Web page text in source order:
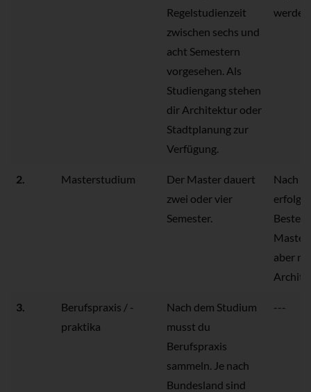
Regelstudienzeit
zwischen sechs und
acht Semestern
vorgesehen. Als
Studiengang stehen
dir Architektur oder
Stadtplanung zur
Verfügung.
werden.
2. Masterstudium
Der Master dauert
zwei oder vier
Semester.
Nach
Master
aber
3.
Berufspraxis / -
praktika
Nach dem Studium
musst du
Berufspraxis
sammeln. Je nach
Bundesland sind
---